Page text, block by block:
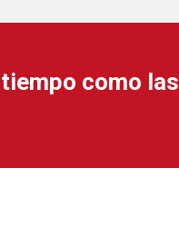
como las